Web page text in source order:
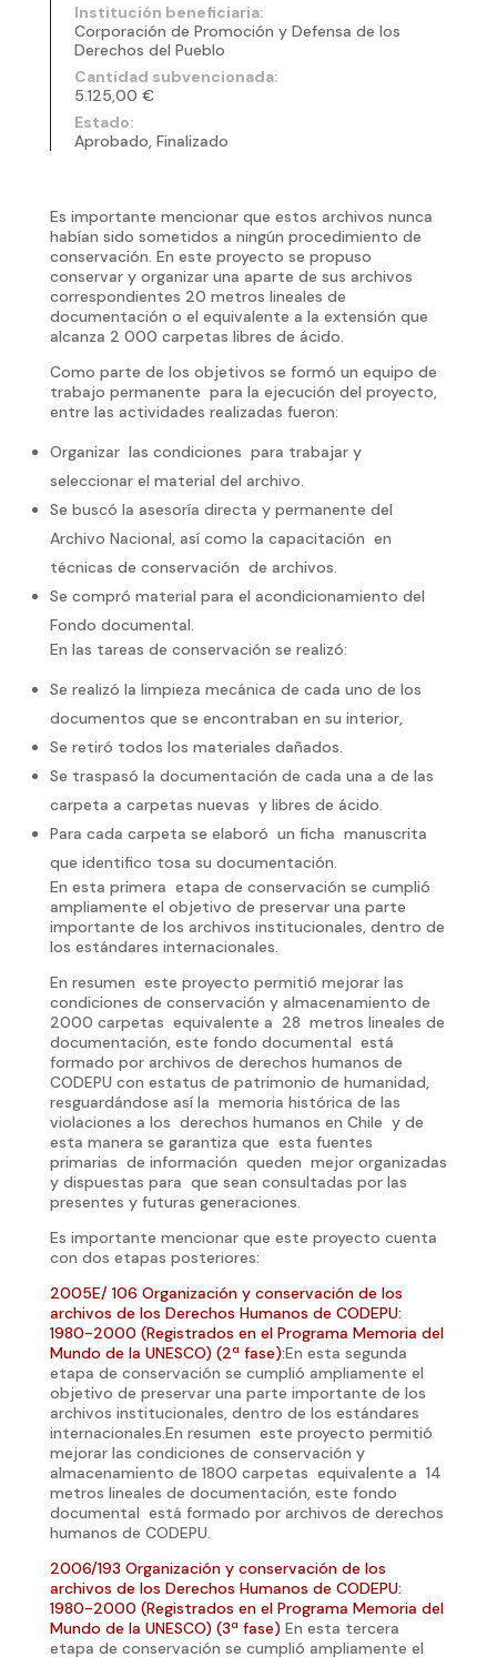
Institución beneficiaria:
Corporación de Promoción y Defensa de los
Derechos del Pueblo
Cantidad subvencionada:
5.125,00 €
Estado:
Aprobado, Finalizado
Es importante mencionar que estos archivos nunca
habían sido sometidos a ningún procedimiento de
conservación. En este proyecto se propuso
conservar y organizar una aparte de sus archivos
correspondientes 20 metros lineales de
documentación o el equivalente a la extensión que
alcanza 2 000 carpetas libres de ácido.
Como parte de los objetivos se formó un equipo de
trabajo permanente para la ejecución del proyecto,
entre las actividades realizadas fueron:
Organizar las condiciones para trabajar y
seleccionar el material del archivo.
Se buscó la asesoría directa y permanente del
Archivo Nacional, así como la capacitación en
técnicas de conservación de archivos.
Se compró material para el acondicionamiento del
Fondo documental.
En las tareas de conservación se realizó:
Se realizó la limpieza mecánica de cada uno de los
documentos que se encontraban en su interior,
Se retiró todos los materiales dañados.
Se traspasó la documentación de cada una a de las
carpeta a carpetas nuevas y libres de ácido.
Para cada carpeta se elaboró un ficha manuscrita
que identifico tosa su documentación.
En esta primera etapa de conservación se cumplió
ampliamente el objetivo de preservar una parte
importante de los archivos institucionales, dentro de
los estándares internacionales.
En resumen este proyecto permitió mejorar las
condiciones de conservación y almacenamiento de
2000 carpetas equivalente a 28 metros lineales de
documentación, este fondo documental está
formado por archivos de derechos humanos de
CODEPU con estatus de patrimonio de humanidad,
resguardándose así la memoria histórica de las
violaciones a los derechos humanos en Chile y de
esta manera se garantiza que esta fuentes
primarias de información queden mejor organizadas
y dispuestas para que sean consultadas por las
presentes y futuras generaciones.
Es importante mencionar que este proyecto cuenta
con dos etapas posteriores:
2005E/ 106 Organización y conservación de los
archivos de los Derechos Humanos de CODEPU:
1980-2000 (Registrados en el Programa Memoria del
Mundo de la UNESCO) (2ª fase):En esta segunda
etapa de conservación se cumplió ampliamente el
objetivo de preservar una parte importante de los
archivos institucionales, dentro de los estándares
internacionales.En resumen este proyecto permitió
mejorar las condiciones de conservación y
almacenamiento de 1800 carpetas equivalente a 14
metros lineales de documentación, este fondo
documental está formado por archivos de derechos
humanos de CODEPU.
2006/193 Organización y conservación de los
archivos de los Derechos Humanos de CODEPU:
1980-2000 (Registrados en el Programa Memoria del
Mundo de la UNESCO) (3ª fase) En esta tercera
etapa de conservación se cumplió ampliamente el